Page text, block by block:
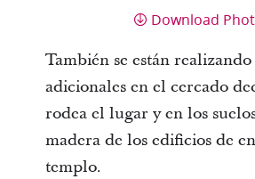
Download
También se están
adicionales en el cercado
rodea el lugar y en los
madera de los edificios de
templo.